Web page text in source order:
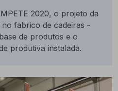
2020, o projeto da
fabrico de cadeiras -
de produtos e o
produtiva instalada.